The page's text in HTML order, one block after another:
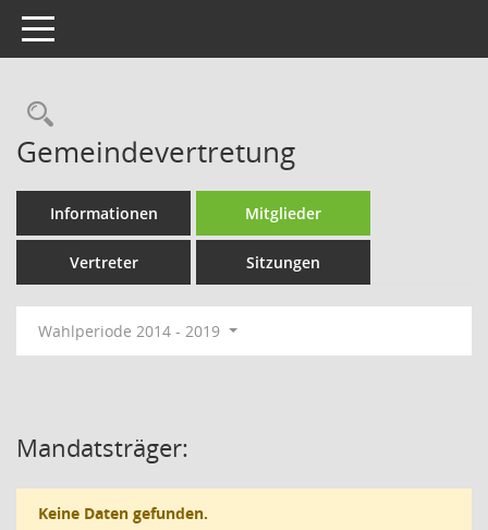
Toggle navigation
Rechercheauswahl
Gemeindevertretung
Informationen Mitglieder
Vertreter Sitzungen
Wahlperiode 2014 - 2019
Mandatsträger:
Keine Daten gefunden.